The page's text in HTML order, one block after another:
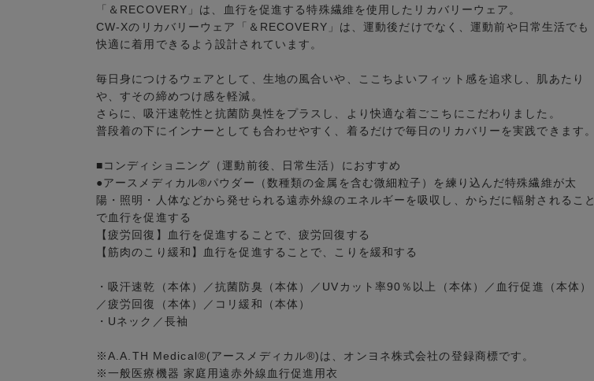
「＆RECOVERY」は、血行を促進する特殊繊維を使用したリカバリーウェア。
CW-Xのリカバリーウェア「＆RECOVERY」は、運動後だけでなく、運動前や日常生活でも
快適に着用できるよう設計されています。
毎日身につけるウェアとして、生地の風合いや、ここちよいフィット感を追求し、肌あたり
や、すその締めつけ感を軽減。
さらに、吸汗速乾性と抗菌防臭性をプラスし、より快適な着ごこちにこだわりました。
普段着の下にインナーとしても合わせやすく、着るだけで毎日のリカバリーを実践できます。
■コンディショニング（運動前後、日常生活）におすすめ
●アースメディカル®パウダー（数種類の金属を含む微細粒子）を練り込んだ特殊繊維が太
陽・照明・人体などから発せられる遠赤外線のエネルギーを吸収し、からだに輻射されること
で血行を促進する
【疲労回復】血行を促進することで、疲労回復する
【筋肉のこり緩和】血行を促進することで、こりを緩和する
・吸汗速乾（本体）／抗菌防臭（本体）／UVカット率90％以上（本体）／血行促進（本体）
／疲労回復（本体）／コリ緩和（本体）
・Uネック／長袖
※A.A.TH Medical®(アースメディカル®)は、オンヨネ株式会社の登録商標です。
※一般医療機器 家庭用遠赤外線血行促進用衣